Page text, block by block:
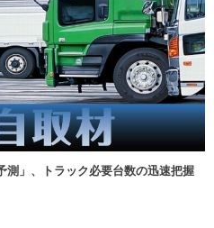
測」、トラック必要台数の迅速把握